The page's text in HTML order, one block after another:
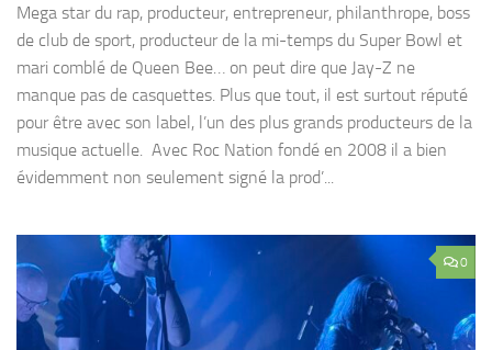
Mega star du rap, producteur, entrepreneur, philanthrope, boss
de club de sport, producteur de la mi-temps du Super Bowl et
mari comblé de Queen Bee… on peut dire que Jay-Z ne
manque pas de casquettes. Plus que tout, il est surtout réputé
pour être avec son label, l’un des plus grands producteurs de la
musique actuelle. Avec Roc Nation fondé en 2008 il a bien
évidemment non seulement signé la prod’...
0